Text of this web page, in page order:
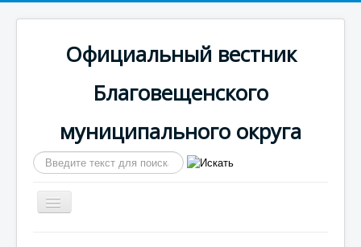
Официальный вестник
Благовещенского
муниципального округа
Искать...
Включить/
выключить